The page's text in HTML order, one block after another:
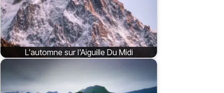
L'automne sur l'Aiguille Du Midi